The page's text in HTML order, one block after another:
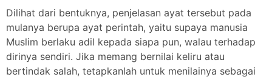
Dilihat dari bentuknya, penjelasan ayat tersebut pada
mulanya berupa ayat perintah, yaitu supaya manusia
Muslim berlaku adil kepada siapa pun, walau terhadap
dirinya sendiri. Jika memang bernilai keliru atau
bertindak salah, tetapkanlah untuk menilainya sebagai